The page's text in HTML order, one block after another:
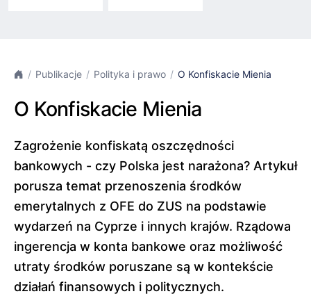
Publikacje Polityka i prawo O Konfiskacie Mienia
O Konfiskacie Mienia
Zagrożenie konfiskatą oszczędności
bankowych - czy Polska jest narażona? Artykuł
porusza temat przenoszenia środków
emerytalnych z OFE do ZUS na podstawie
wydarzeń na Cyprze i innych krajów. Rządowa
ingerencja w konta bankowe oraz możliwość
utraty środków poruszane są w kontekście
działań finansowych i politycznych.